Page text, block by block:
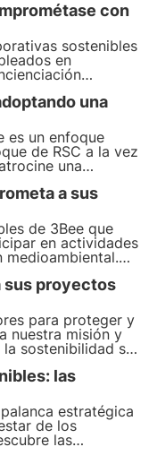
con
sostenibles
en
apicultura y
mejora el
una
es un enfoque
de RSC a la vez
una
abejas desde su
sobre
a sus
de 3Bee que
en actividades
medioambiental.
nuestra
haga que
sus proyectos
para proteger y
nuestra misión y
sostenibilidad se
para las
las
estratégica
de los
las
de 3Bee